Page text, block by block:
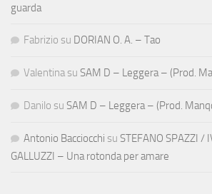
guarda
Fabrizio su DORIAN O. A. – Tao
Valentina su SAM D – Leggera – (Prod.
Danilo su SAM D – Leggera – (Prod.
Antonio Bacciocchi su STEFANO SPAZZI /
GALLUZZI – Una rotonda per amare